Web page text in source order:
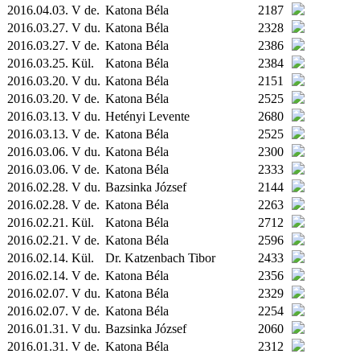
2016.04.03. V de. Katona Béla
2187
2016.03.27. V du. Katona Béla
2328
2016.03.27. V de. Katona Béla
2386
2016.03.25. Kül. Katona Béla
2384
2016.03.20. V du. Katona Béla
2151
2016.03.20. V de. Katona Béla
2525
2016.03.13. V du. Hetényi Levente
2680
2016.03.13. V de. Katona Béla
2525
2016.03.06. V du. Katona Béla
2300
2016.03.06. V de. Katona Béla
2333
2016.02.28. V du. Bazsinka József
2144
2016.02.28. V de. Katona Béla
2263
2016.02.21. Kül. Katona Béla
2712
2016.02.21. V de. Katona Béla
2596
2016.02.14. Kül. Dr. Katzenbach Tibor
2433
2016.02.14. V de. Katona Béla
2356
2016.02.07. V du. Katona Béla
2329
2016.02.07. V de. Katona Béla
2254
2016.01.31. V du. Bazsinka József
2060
2016.01.31. V de. Katona Béla
2312